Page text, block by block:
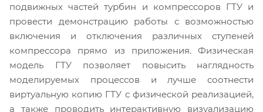
подвижных частей турбин и компрессоров ГТУ и
провести демонстрацию работы с возможностью
включения и отключения различных ступеней
компрессора прямо из приложения. Физическая
модель ГТУ позволяет повысить наглядность
моделируемых процессов и лучше соотнести
виртуальную копию ГТУ с физической реализацией,
а также проводить интерактивную визуализацию